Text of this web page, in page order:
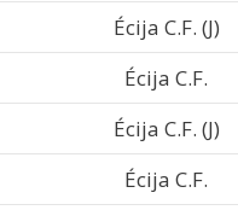
Écija C.F. (J)
Écija C.F.
Écija C.F. (J)
Écija C.F.